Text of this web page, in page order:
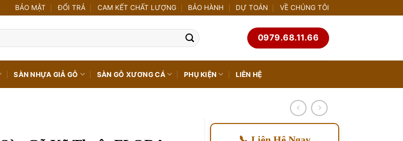
BẢO MẬT ĐỔI TRẢ CAM KẾT CHẤT LƯỢNG BẢO HÀNH DỰ TOÁN VỀ CHÚNG TÔI
0979.68.11.66
SÀN NHỰA GIẢ GỖ SÀN GỖ XƯƠNG CÁ PHỤ KIỆN LIÊN HỆ